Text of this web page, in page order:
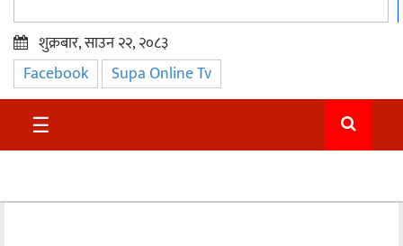
प्रमुख
समाचार
सुदुर
शुक्रबार, साउन २२, २०८३
Facebook Supa Online Tv
☰